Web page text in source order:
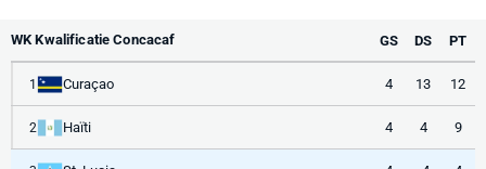
WK Kwalificatie Concacaf GS DS PT
1 Curaçao 4 13 12
2 Haïti 4 4 9